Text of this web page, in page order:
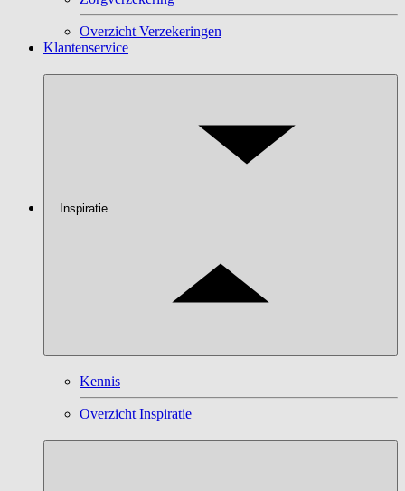
Overzicht Verzekeringen
Klantenservice
Inspiratie
Kennis
Overzicht Inspiratie